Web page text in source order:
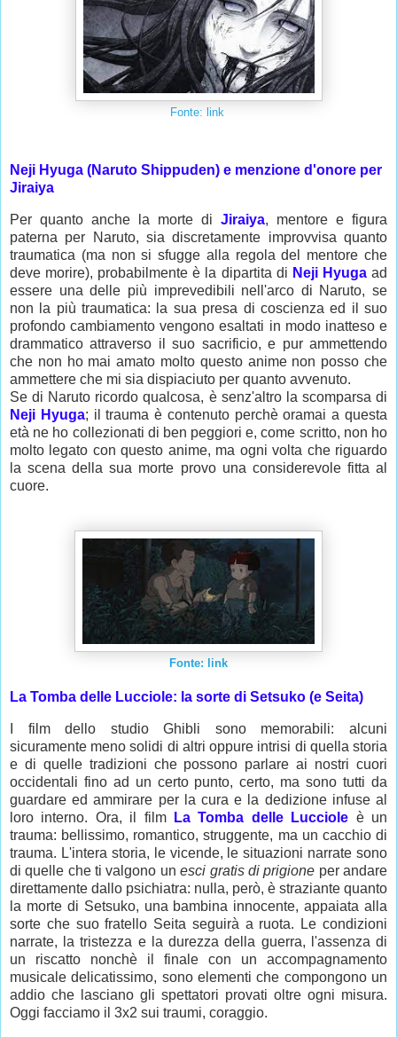
Fonte: link
Neji Hyuga (Naruto Shippuden) e menzione d'onore per
Jiraiya
Per quanto anche la morte di Jiraiya, mentore e figura
paterna per Naruto, sia discretamente improvvisa quanto
traumatica (ma non si sfugge alla regola del mentore che
deve morire), probabilmente è la dipartita di Neji Hyugaad
essere una delle più imprevedibili nell'arco di Naruto, se
non la più traumatica: la sua presa di coscienza ed il suo
profondo cambiamento vengono esaltati in modo inatteso e
drammatico attraverso il suo sacrificio, e pur ammettendo
che non ho mai amato molto questo anime non posso che
ammettere che mi sia dispiaciuto per quanto avvenuto.
Se di Naruto ricordo qualcosa, è senz'altro la scomparsa di
Neji Hyuga; il trauma è contenuto perchè oramai a questa
età ne ho collezionati di ben peggiori e, come scritto, non ho
molto legato con questo anime, ma ogni volta che riguardo
la scena della sua morte provo una considerevole fitta al
cuore.
Fonte: link
La Tomba delle Lucciole: la sorte di Setsuko (e Seita)
I film dello studio Ghibli sono memorabili: alcuni
sicuramente meno solidi di altri oppure intrisi di quella storia
e di quelle tradizioni che possono parlare ai nostri cuori
occidentali fino ad un certo punto, certo, ma sono tutti da
guardare ed ammirare per la cura e la dedizione infuse al
loro interno. Ora, il film
La Tomba delle Lucciole è un
trauma: bellissimo, romantico, struggente, ma un cacchio di
trauma. L'intera storia, le vicende, le situazioni narrate sono
di quelle che ti valgono unesci gratis di prigione per andare
direttamente dallo psichiatra: nulla, però, è straziante quanto
la morte di Setsuko, una bambina innocente, appaiata alla
sorte che suo fratello Seita seguirà a ruota. Le condizioni
narrate, la tristezza e la durezza della guerra, l'assenza di
un riscatto nonchè il finale con un accompagnamento
musicale delicatissimo, sono elementi che compongono un
addio che lasciano gli spettatori provati oltre ogni misura.
Oggi facciamo il 3x2 sui traumi, coraggio.